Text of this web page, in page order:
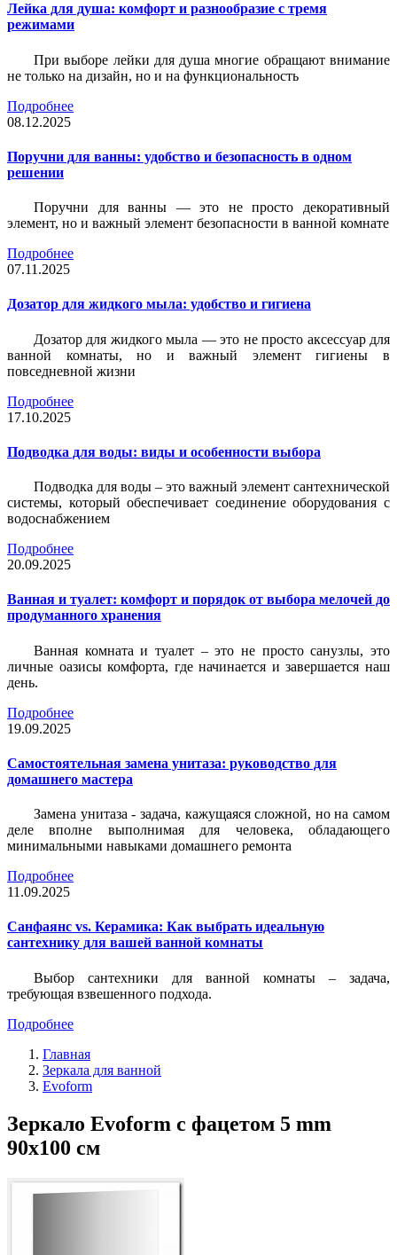
Лейка для душа: комфорт и разнообразие с тремя
режимами
При выборе лейки для душа многие обращают внимание
не только на дизайн, но и на функциональность
Подробнее
08.12.2025
Поручни для ванны: удобство и безопасность в одном
решении
Поручни для ванны — это не просто декоративный
элемент, но и важный элемент безопасности в ванной комнате
Подробнее
07.11.2025
Дозатор для жидкого мыла: удобство и гигиена
Дозатор для жидкого мыла — это не просто аксессуар для
ванной комнаты, но и важный элемент гигиены в
повседневной жизни
Подробнее
17.10.2025
Подводка для воды: виды и особенности выбора
Подводка для воды – это важный элемент сантехнической
системы, который обеспечивает соединение оборудования с
водоснабжением
Подробнее
20.09.2025
Ванная и туалет: комфорт и порядок от выбора мелочей до
продуманного хранения
Ванная комната и туалет – это не просто санузлы, это
личные оазисы комфорта, где начинается и завершается наш
день.
Подробнее
19.09.2025
Самостоятельная замена унитаза: руководство для
домашнего мастера
Замена унитаза - задача, кажущаяся сложной, но на самом
деле вполне выполнимая для человека, обладающего
минимальными навыками домашнего ремонта
Подробнее
11.09.2025
Санфаянс vs. Керамика: Как выбрать идеальную
сантехнику для вашей ванной комнаты
Выбор сантехники для ванной комнаты – задача,
требующая взвешенного подхода.
Подробнее
Главная
Зеркала для ванной
Evoform
Зеркало Evoform с фацетом 5 mm
90х100 см